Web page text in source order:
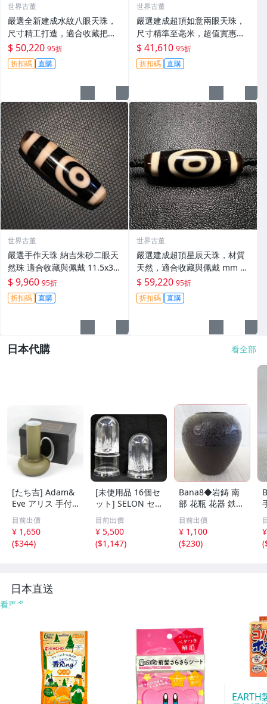
世界古董
嚴選全新建成水紋八眼天珠，
尺寸精工打造，適合收藏把玩
mm 全新天珠 收藏 把玩
$ 50,220 95折
折扣碼 直購
世界古董
嚴選建成超頂如意兩眼天珠，
尺寸精準至毫米，超值實惠價
格等您搶！天珠收藏、祈福儀
式、淨化專用 建成天珠 祈福
天然天珠
$ 41,610 95折
折扣碼 直購
世界古董
嚴選手作天珠 納吉朱砂二眼天
然珠 適合收藏與佩戴 11.5x38
mm 天然珠 衝勁 祥瑞
$ 9,960 95折
折扣碼 直購
世界古董
嚴選建成超頂星辰天珠，材質
天然，適合收藏與佩戴 mm 精
準關鍵詞：天珠 星辰 天地
$ 59,220 95折
折扣碼 直購
日本代購 看全部
[たち吉] Adam&
Eve アリス 手付
花生 長 SM GA-1
06 高さ24cm
目前出價
¥ 1,650
($344)
[未使用品 16個セ
ット] SELON セ
ロンドーム クリ
アー 120L プリン
ト アダプター付
フラワーアレンジ
目前出價
¥ 5,500
($1,147)
Bana8◆岩鋳 南
部 花瓶 花器 鉄瓶
鉄器 和風 飾壺 イ
ンテリア
目前出價
¥ 1,100
($230)
(
日本直送
看更多
EARTH